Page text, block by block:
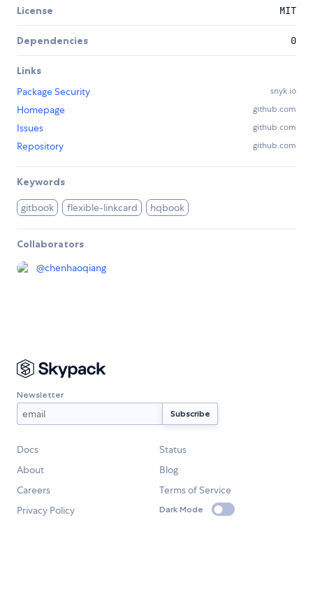
License MIT
Dependencies 0
Links
Package Security
snyk.io
Homepage github.com
Issues github.com
Repository github.com
Keywords
gitbook flexible-linkcard hqbook
Collaborators
@chenhaoqiang
Newsletter
Docs
Status
About
Blog
Careers
Terms of Service
Privacy Policy
Dark Mode